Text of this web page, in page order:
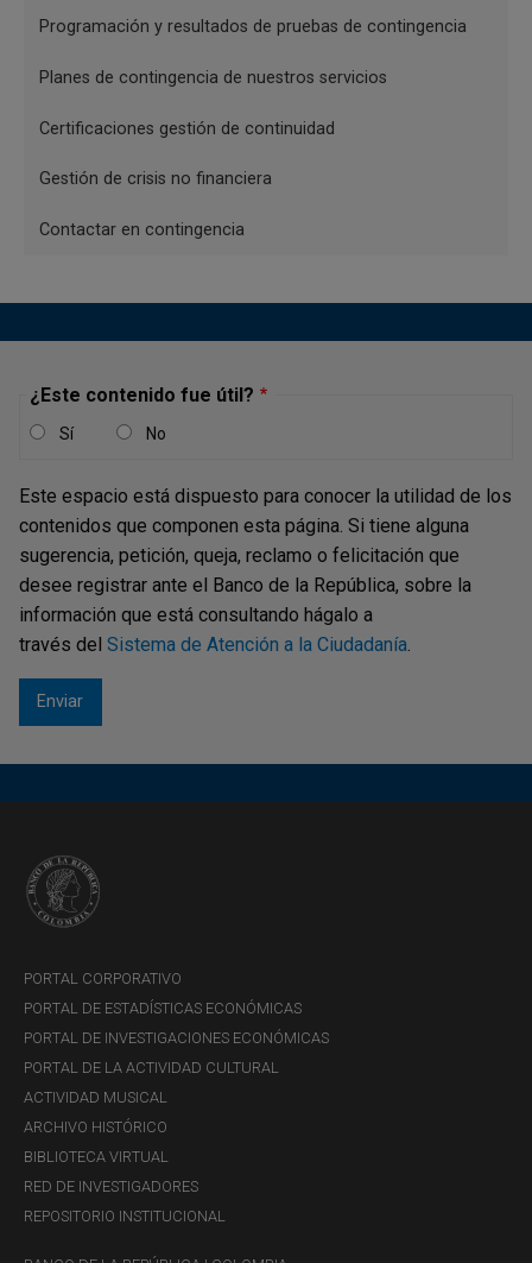
Subastas
Mesa de
+57 (601) 880-7370
+57
SEBRA,
informático
ocurrencia de eventos del Banco de la
República que puedan afectar la continuidad
deberán actualizar constantemente sus listas
de distribución
(continuidadBR@dominio_entidad)para poder
ser notificados ante incidentes, cambios,
migraciones, pruebas de tecnología que el
Cualquier inquietud, escríbanos a Banco de la
República - Continuidad “
Continuidad@banrep.gov.co”.
Programación y resultados de pruebas de contingencia
Planes de contingencia de nuestros servicios
Certificaciones gestión de continuidad
Gestión de crisis no financiera
Contactar en contingencia
¿Este contenido fue útil?
Sí No
Este espacio está dispuesto para conocer la utilidad de los
contenidos que componen esta página. Si tiene alguna
sugerencia, petición, queja, reclamo o felicitación que
desee registrar ante el Banco de la República, sobre la
información que está consultando hágalo a
través del Sistema de Atención a la Ciudadanía
PORTAL CORPORATIVO
PORTAL DE ESTADÍSTICAS ECONÓMICAS
PORTAL DE INVESTIGACIONES ECONÓMICAS
PORTAL DE LA ACTIVIDAD CULTURAL
ACTIVIDAD MUSICAL
ARCHIVO HISTÓRICO
BIBLIOTECA VIRTUAL
RED DE INVESTIGADORES
REPOSITORIO INSTITUCIONAL